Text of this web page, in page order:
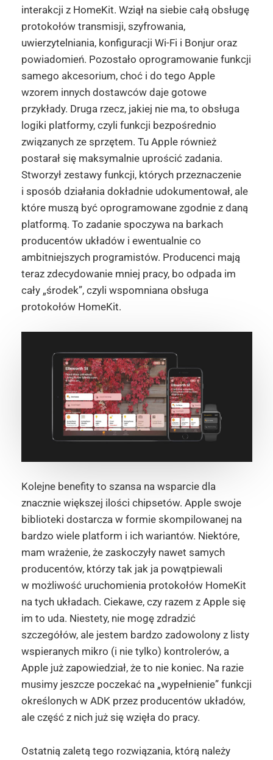
interakcji z HomeKit. Wziął na siebie całą obsługę
protokołów transmisji, szyfrowania,
uwierzytelniania, konfiguracji Wi-Fi i Bonjur oraz
powiadomień. Pozostało oprogramowanie funkcji
samego akcesorium, choć i do tego Apple
wzorem innych dostawców daje gotowe
przykłady. Druga rzecz, jakiej nie ma, to obsługa
logiki platformy, czyli funkcji bezpośrednio
związanych ze sprzętem. Tu Apple również
postarał się maksymalnie uprościć zadania.
Stworzył zestawy funkcji, których przeznaczenie
i sposób działania dokładnie udokumentował, ale
które muszą być oprogramowane zgodnie z daną
platformą. To zadanie spoczywa na barkach
producentów układów i ewentualnie co
ambitniejszych programistów. Producenci mają
teraz zdecydowanie mniej pracy, bo odpada im
cały „środek”, czyli wspomniana obsługa
protokołów HomeKit.
Kolejne benefity to szansa na wsparcie dla
znacznie większej ilości chipsetów. Apple swoje
biblioteki dostarcza w formie skompilowanej na
bardzo wiele platform i ich wariantów. Niektóre,
mam wrażenie, że zaskoczyły nawet samych
producentów, którzy tak jak ja powątpiewali
w możliwość uruchomienia protokołów HomeKit
na tych układach. Ciekawe, czy razem z Apple się
im to uda. Niestety, nie mogę zdradzić
szczegółów, ale jestem bardzo zadowolony z listy
wspieranych mikro (i nie tylko) kontrolerów, a
Apple już zapowiedział, że to nie koniec. Na razie
musimy jeszcze poczekać na „wypełnienie” funkcji
określonych w ADK przez producentów układów,
ale część z nich już się wzięła do pracy.
Ostatnią zaletą tego rozwiązania, którą należy